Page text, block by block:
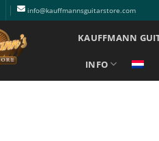
info@kauffmannsguitarstore.com
KAUFFMANN
INFO